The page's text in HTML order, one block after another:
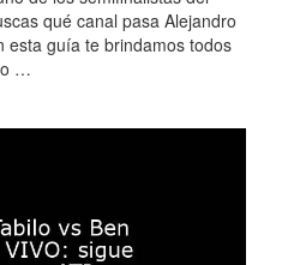
qué canal pasa Alejandro
esta guía te brindamos todos
…